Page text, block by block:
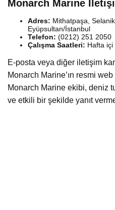
Monarch Marine
Adres: Mithatpaşa,
Eyüpsultan/İstanbul
Telefon: (0212) 251 2050
Çalışma Saatleri: Hafta
E-posta veya diğer iletişim
Monarch Marine’ın resmi
Monarch Marine ekibi, deniz
ve etkili bir şekilde yanıt